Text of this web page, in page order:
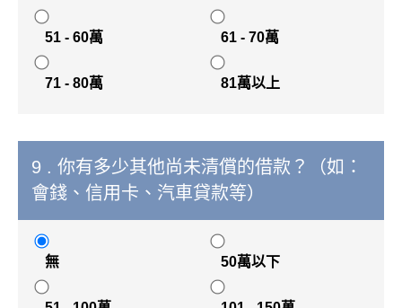
51 - 60萬 61 - 70萬
71 - 80萬 81萬以上
9 . 你有多少其他尚未清償的借款？（如：
會錢、信用卡、汽車貸款等）
無 50萬以下